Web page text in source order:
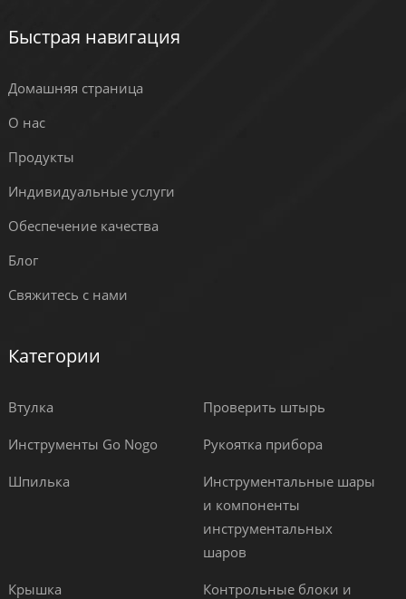
Быстрая навигация
Домашняя страница
О нас
Продукты
Индивидуальные услуги
Обеспечение качества
Блог
Свяжитесь с нами
Категории
Втулка Проверить штырь
Инструменты Go Nogo Рукоятка прибора
Шпилька
Инструментальные шары
и компоненты
инструментальных
шаров
Крышка
Контрольные блоки и